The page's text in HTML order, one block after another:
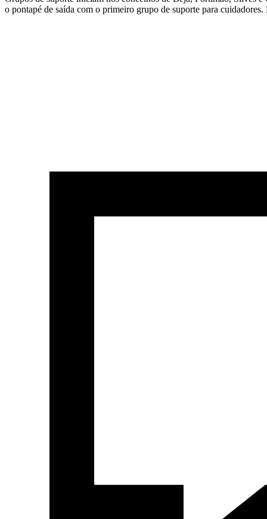
o pontapé de saída com o primeiro grupo de suporte para